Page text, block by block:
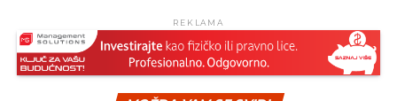
Skupština grada će na sutrašnjoj sjednici razmatrati
i informaciju o radu Poreske uprave Republike
Srpske – područni centar Istočno Sarajevo, kao i
REKLAMA